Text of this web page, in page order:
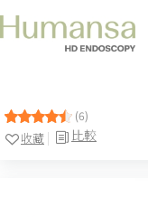
(6)
比較
收藏